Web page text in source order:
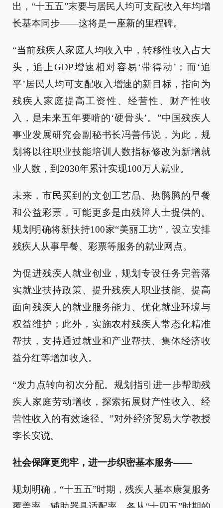
出，“十五五”末要与居民人均可支配收入年均增
长基本同步——这将是一座新的里程碑。
“当前残疾人家庭人均收入中，转移性收入占大
头，追上GDP增速相对容易‘带得动’；而‘追
平’居民人均可支配收入增速的新目标，指向为
残疾人家庭提高工资性、经营性、财产性收
入，是未来五年要啃的‘硬骨头’。”中国残疾人
事业发展研究会副秘书长冯善伟说，为此，规
划将以往职业技能培训人数指标修改为新增就
业人数，到2030年累计实现100万人就业。
未来，市民买到的文创工艺品、热腾腾的早餐
和公益彩票，可能更多是由残障人士提供的。
规划明确将新扶持100家“美丽工坊”，设立安排
残疾人从事早餐、彩票等服务的就业网点。
为促进残疾人就业创业，规划专设任务完善落
实就业扶持政策、提升残疾人职业技能、提高
面向残疾人的就业服务能力、优化就业环境与
权益维护；此外，实施农村残疾人常态化精准
帮扶，支持通过就业和产业帮扶、集体经济收
益分红等增加收入。
“发力点转向初次分配。规划指引进一步帮助残
疾人家庭劳动增收，探索拓展财产性收入、经
营性收入的有效途径。”对外经济贸易大学教授
李长安说。
社会保障更兜牢，进一步织密基本服务——
规划明确，“十五五”时期，残疾人基本康复服务